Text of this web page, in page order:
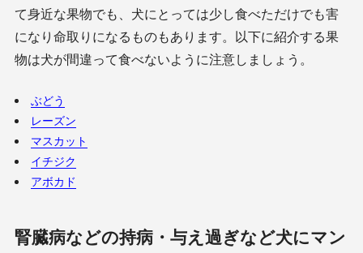
て身近な果物でも、犬にとっては少し食べただけでも害
になり命取りになるものもあります。以下に紹介する果
物は犬が間違って食べないように注意しましょう。
ぶどう
レーズン
マスカット
イチジク
アボカド
腎臓病などの持病・与え過ぎなど犬にマン